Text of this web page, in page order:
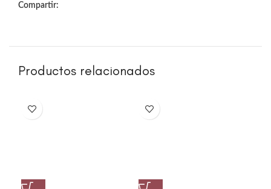
Compartir:
Productos relacionados